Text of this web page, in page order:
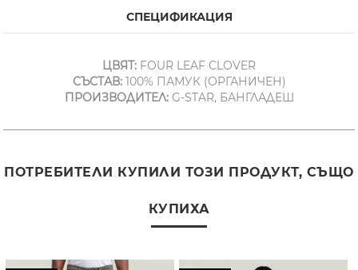
СПЕЦИФИКАЦИЯ
ЦВЯТ: FOUR LEAF CLOVER
СЪСТАВ:100% ПАМУК (ОРГАНИЧЕН)
ПРОИЗВОДИТЕЛ:G-STAR, БАНГЛАДЕШ
ПОТРЕБИТЕЛИ КУПИЛИ ТОЗИ ПРОДУКТ, СЪЩО
КУПИХА